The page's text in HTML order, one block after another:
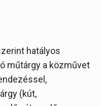
hatályos
műtárgy a közművet
(kút,